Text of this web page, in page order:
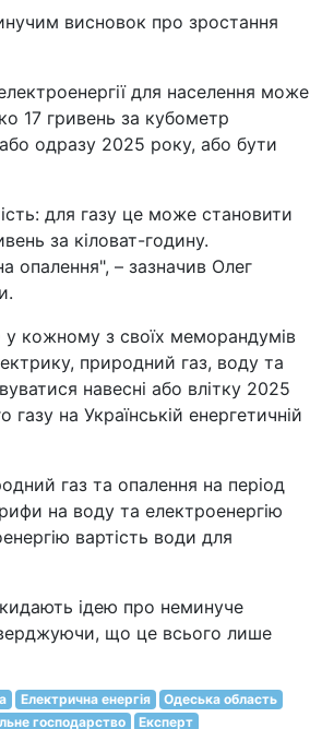
висновок про зростання
для населення може
17 гривень за кубометр
одразу 2025 року, або бути
для газу це може становити
за кіловат-годину.
опалення", – зазначив Олег
кожному з своїх меморандумів
природний газ, воду та
навесні або влітку 2025
на Українській енергетичній
газ та опалення на період
на воду та електроенергію
вартість води для
ідею про неминуче
що це всього лише
Електрична енергія
Одеська область
господарство Експерт